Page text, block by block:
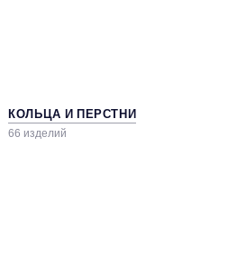
КОЛЬЦА И ПЕРСТНИ
66 изделий